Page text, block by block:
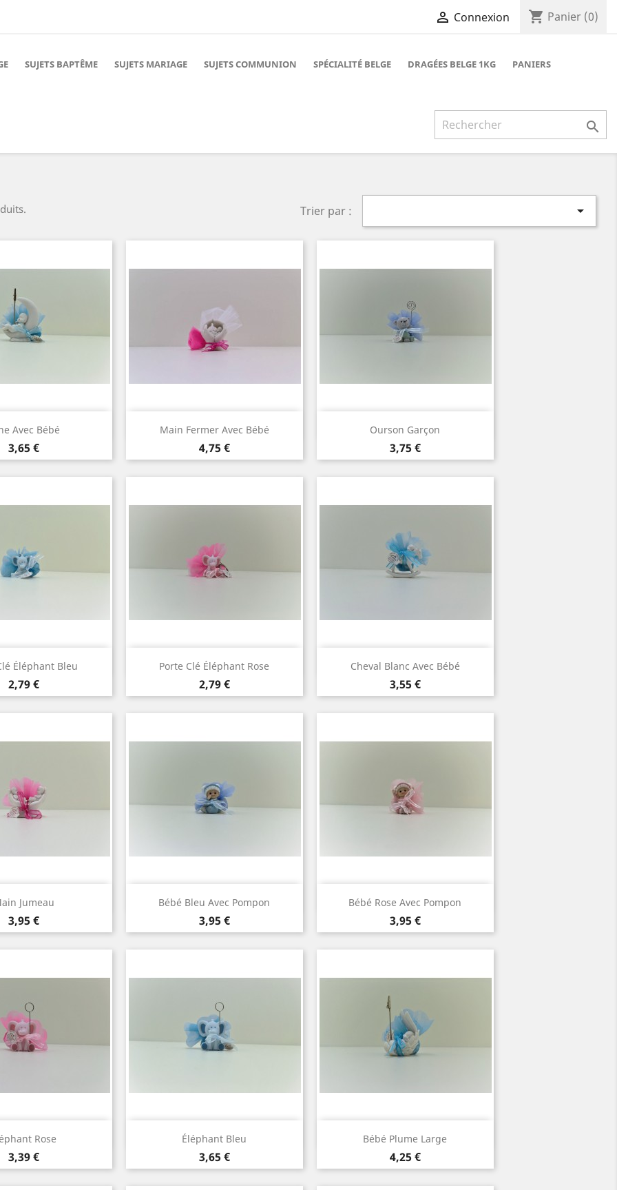
 Connexion shopping_cart Panier (0)
SUJETS BAPTÊME SUJETS MARIAGE SUJETS COMMUNION SPÉCIALITÉ BELGE DRAGÉES BELGE 1KG
PANIERS

Trier par : 
Avec Bébé
Prix
3,65 €
rapide Main Fermer Avec Bébé
Prix
4,75 €
 Aperçu rapide Ourson Garçon
Prix
3,75 €
Aperçu rapide
Éléphant Bleu
Prix
2,79 €
rapide Porte Clé Éléphant Rose
Prix
2,79 €
 Aperçu rapide Cheval Blanc Avec Bébé
Prix
3,55 €
Aperçu rapide
Jumeau
Prix
3,95 €
rapide Bébé Bleu Avec Pompon
Prix
3,95 €
 Aperçu rapide Bébé Rose Avec Pompon
Prix
3,95 €
 Aperçu rapide
Rose
Prix
3,39 €
rapide Éléphant Bleu
Prix
3,65 €
Aperçu rapide Bébé Plume Large
Prix
4,25 €
Aperçu rapide